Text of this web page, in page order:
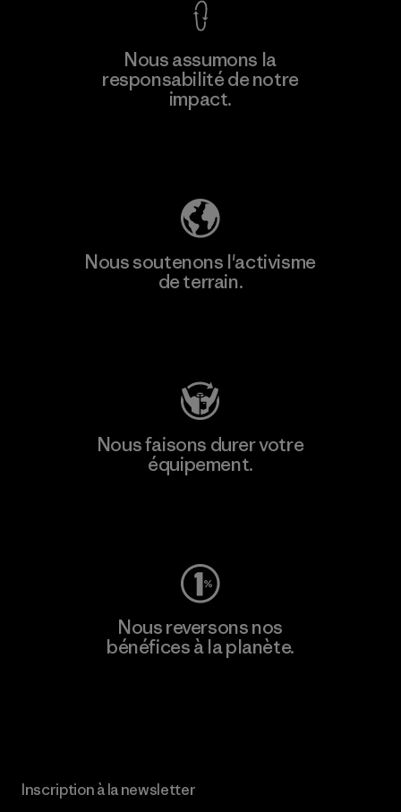
Nous assumons la
responsabilité de notre
impact.
Nous soutenons l'activisme
de terrain.
Nous faisons durer votre
équipement.
Nous reversons nos
bénéfices à la planète.
Inscription à la newsletter